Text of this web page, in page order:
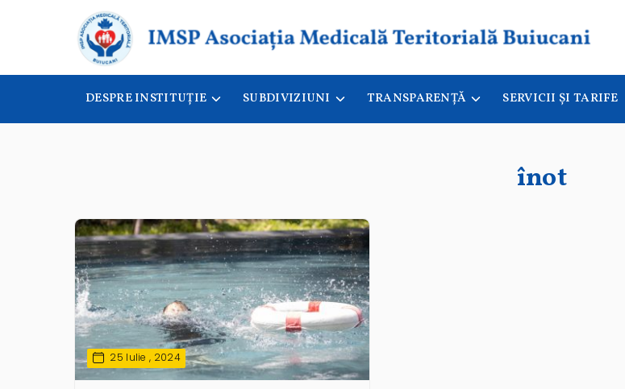
DESPRE INSTITUȚIE SUBDIVIZIUNI TRANSPARENȚĂ SERVICII ȘI TARIFE
înot
25 Iulie , 2024